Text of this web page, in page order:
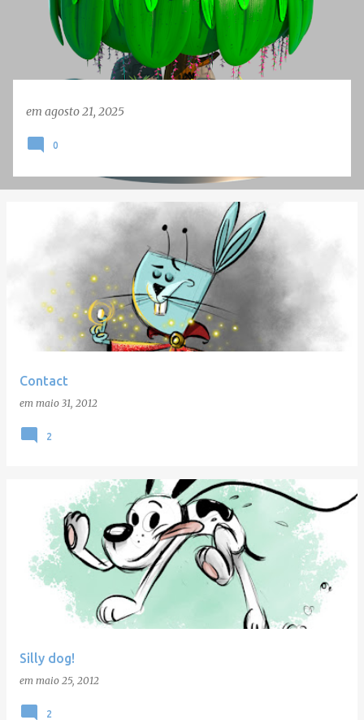
em agosto 21, 2025
0
Contact
em maio 31, 2012
2
Silly dog!
em maio 25, 2012
2